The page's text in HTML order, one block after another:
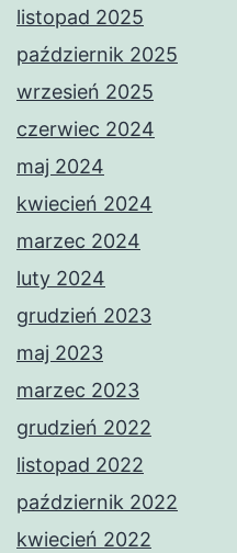
listopad 2025
październik 2025
wrzesień 2025
czerwiec 2024
maj 2024
kwiecień 2024
marzec 2024
luty 2024
grudzień 2023
maj 2023
marzec 2023
grudzień 2022
listopad 2022
październik 2022
kwiecień 2022